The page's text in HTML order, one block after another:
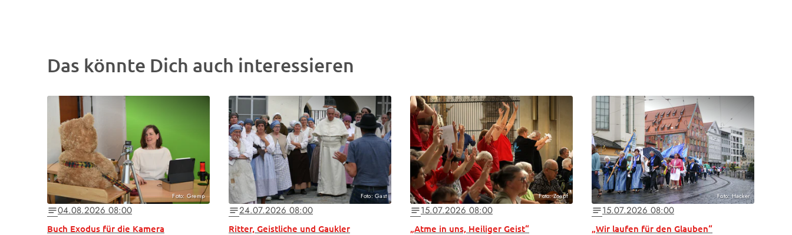
Das könnte Dich auch interessieren
Foto: Gremp
notes04.08.2026 08:00
Buch Exodus für die Kamera
Foto: Gast
notes24.07.2026 08:00
Ritter, Geistliche und Gaukler
Foto: Zoepf
notes15.07.2026 08:00
„Atme in uns, Heiliger Geist“
Foto: Hacker
notes15.07.2026 08:00
„Wir laufen für den Glauben“